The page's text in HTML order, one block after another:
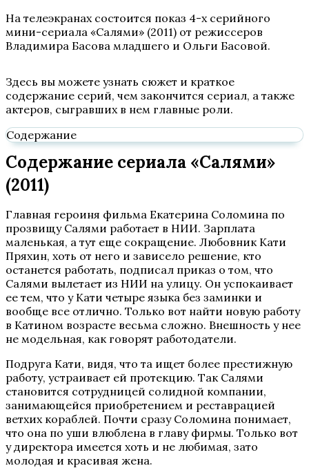
На телеэкранах состоится показ 4-х серийного
мини-сериала «Салями» (2011) от режиссеров
Владимира Басова младшего и Ольги Басовой.
Здесь вы можете узнать сюжет и краткое
содержание серий, чем закончится сериал, а также
актеров, сыгравших в нем главные роли.
Содержание
Содержание сериала «Салями»
(2011)
Главная героиня фильма Екатерина Соломина по
прозвищу Салями работает в НИИ. Зарплата
маленькая, а тут еще сокращение. Любовник Кати
Пряхин, хоть от него и зависело решение, кто
останется работать, подписал приказ о том, что
Салями вылетает из НИИ на улицу. Он успокаивает
ее тем, что у Кати четыре языка без заминки и
вообще все отлично. Только вот найти новую работу
в Катином возрасте весьма сложно. Внешность у нее
не модельная, как говорят работодатели.
Подруга Кати, видя, что та ищет более престижную
работу, устраивает ей протекцию. Так Салями
становится сотрудницей солидной компании,
занимающейся приобретением и реставрацией
ветхих кораблей. Почти сразу Соломина понимает,
что она по уши влюблена в главу фирмы. Только вот
у директора имеется хоть и не любимая, зато
молодая и красивая жена.